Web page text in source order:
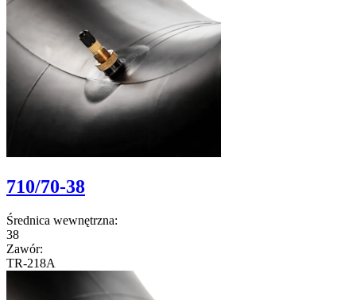
710/70-38
Średnica wewnętrzna:
38
Zawór:
TR-218A